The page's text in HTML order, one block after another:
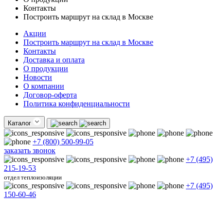
Контакты
Построить маршрут на склад в Москве
Акции
Построить маршрут на склад в Москве
Контакты
Доставка и оплата
О продукции
Новости
О компании
Договор-оферта
Политика конфиденциальности
Каталог
+7 (800) 500-99-05
заказать звонок
+7 (495)
215-19-53
отдел теплоизоляции
+7 (495)
150-60-46